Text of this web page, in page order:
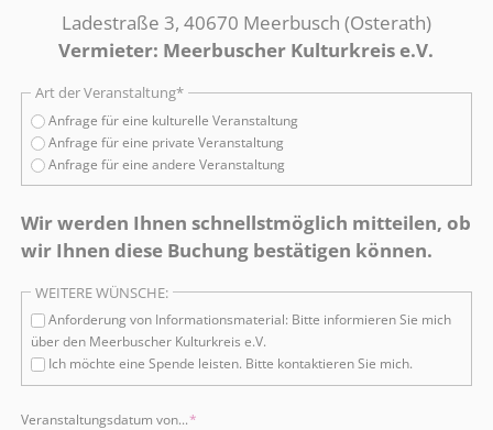
Ladestraße 3, 40670 Meerbusch (Osterath)
Vermieter: Meerbuscher Kulturkreis e.V.
Pflichtfeld
Art der Veranstaltung*
Anfrage für eine kulturelle Veranstaltung
Anfrage für eine private Veranstaltung
Anfrage für eine andere Veranstaltung
Wir werden Ihnen schnellstmöglich mitteilen, ob
wir Ihnen diese Buchung bestätigen können.
WEITERE WÜNSCHE:
Anforderung von Informationsmaterial: Bitte informieren Sie mich
über den Meerbuscher Kulturkreis e.V.
Ich möchte eine Spende leisten. Bitte kontaktieren Sie mich.
Pflichtfeld
Veranstaltungsdatum von...*